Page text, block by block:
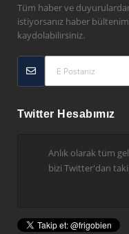
Tüm haber ve
istiyorsanız haber
kaydolabilirsiniz.
Twitter Hesabımız
Anlık olarak tüm
bizi Twitter'dan